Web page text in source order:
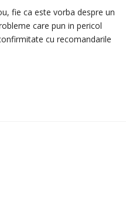
fie ca este vorba despre un
care pun in pericol
cu recomandarile